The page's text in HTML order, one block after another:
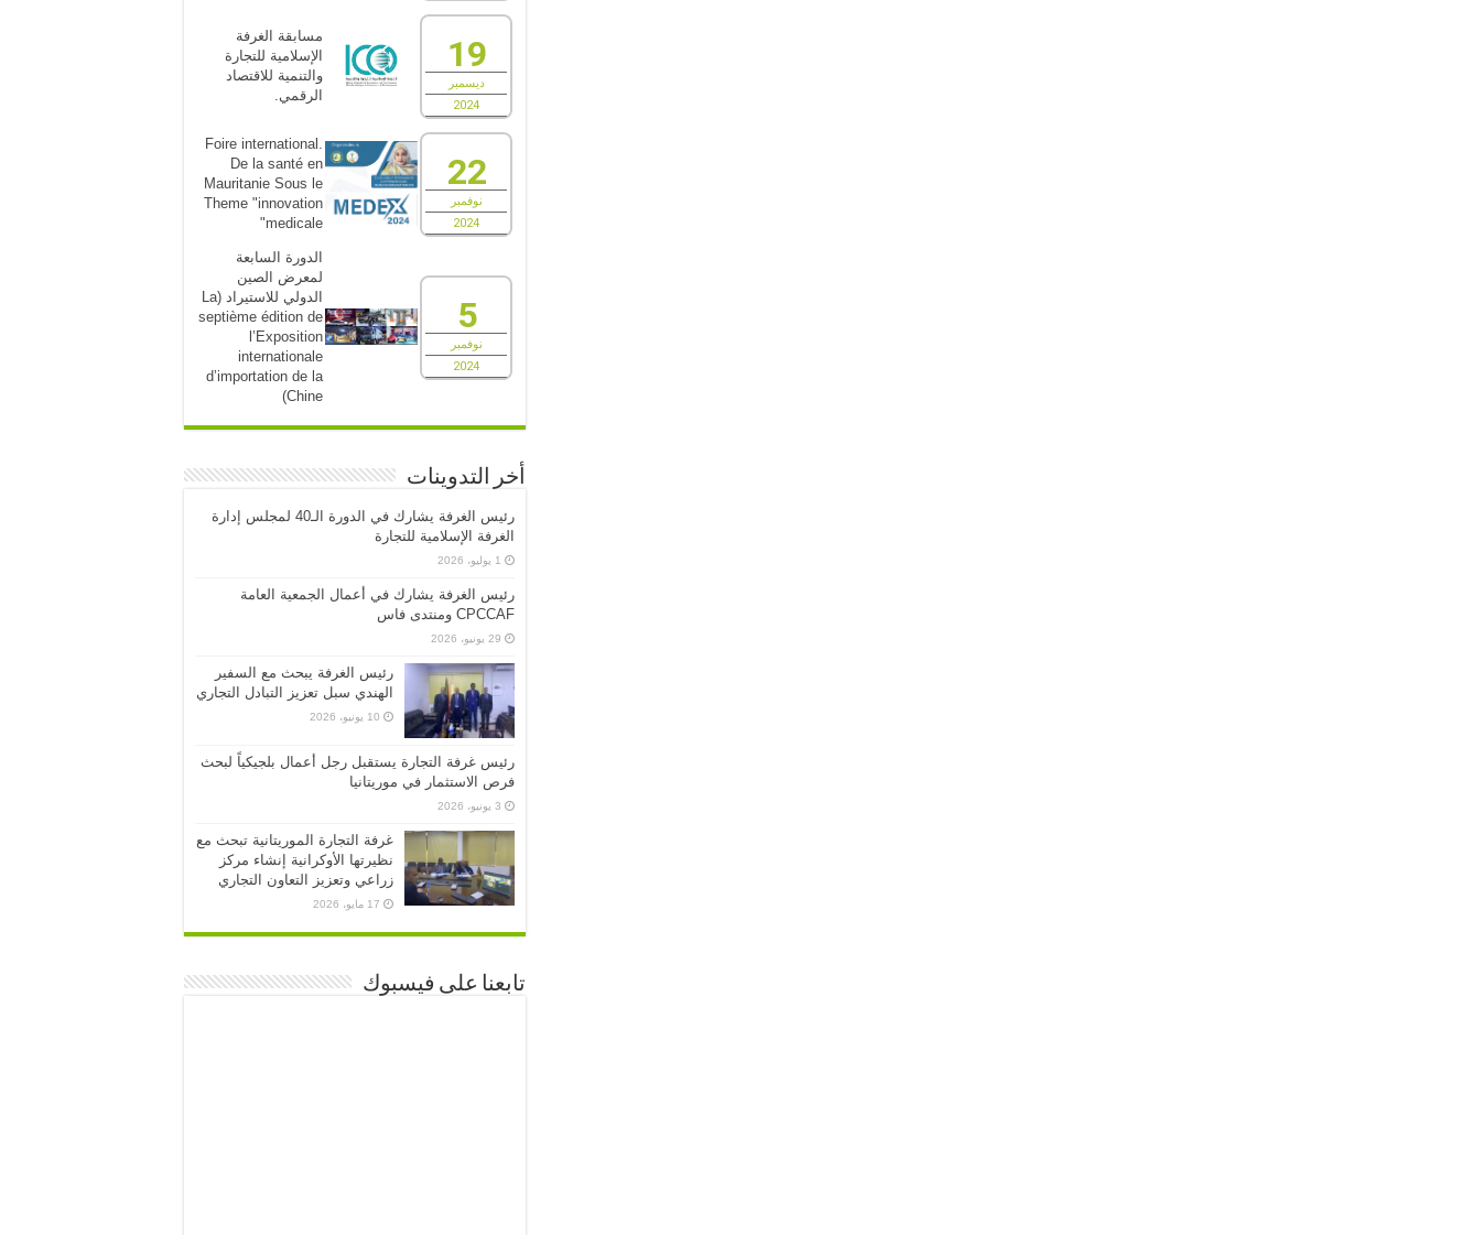
19
ديسمبر
2024
مسابقة الغرفة
الإسلامية للتجارة
والتنمية للاقتصاد
الرقمي.
22
نوفمبر
2024
Foire international.
De la santé en
Mauritanie Sous le
Theme "innovation
medicale"
5
نوفمبر
2024
الدورة السابعة
لمعرض الصين
الدولي للاستيراد (La
septième édition de
l’Exposition
internationale
d’importation de la
Chine)
أخر التدوينات
رئيس الغرفة يشارك في الدورة الـ40 لمجلس إدارة
الغرفة الإسلامية للتجارة
1 يوليو، 2026
رئيس الغرفة يشارك في أعمال الجمعية العامة
CPCCAF ومنتدى فاس
29 يونيو، 2026
رئيس الغرفة يبحث مع السفير
الهندي سبل تعزيز التبادل التجاري
10 يونيو، 2026
رئيس غرفة التجارة يستقبل رجل أعمال بلجيكياً لبحث
فرص الاستثمار في موريتانيا
3 يونيو، 2026
غرفة التجارة الموريتانية تبحث مع
نظيرتها الأوكرانية إنشاء مركز
زراعي وتعزيز التعاون التجاري
17 مايو، 2026
تابعنا على فيسبوك